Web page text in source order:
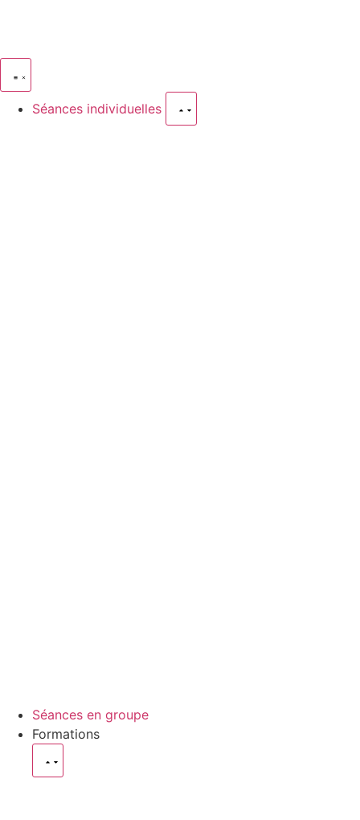
Séances individuelles
Séances en groupe
Formations